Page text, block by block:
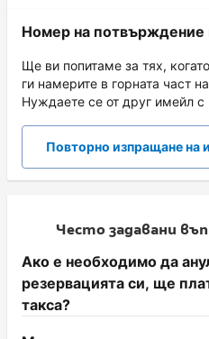
Номер на
Ще ви попитаме за тях,
ги намерите в горната част
Нуждаете се от друг имейл
Повторно изпращане на
Често задавани
Ако е необходимо да
резервацията си, ще
такса?